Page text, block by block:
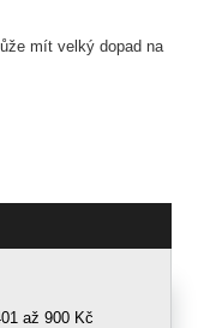
mít velký dopad na
až 900 Kč